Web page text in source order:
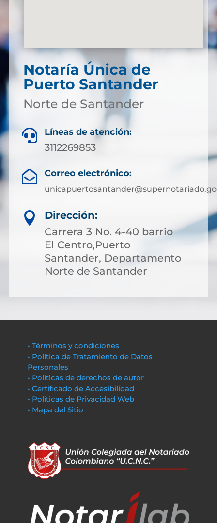
Notaría Única de
Puerto Santander
Norte de Santander
 Líneas de atención:
3112269853
 Correo electrónico:

Dirección:
Carrera 3 No. 4-40 barrio
El Centro,Puerto
Santander, Departamento
Norte de Santander
• Términos y condiciones
• Política de Tratamiento de Datos
Personales
• Políticas de derechos de autor
• Certificado de Accesibilidad
• Políticas de Privacidad Web
• Mapa del Sitio